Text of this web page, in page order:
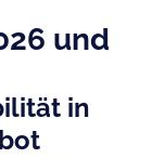
und
in